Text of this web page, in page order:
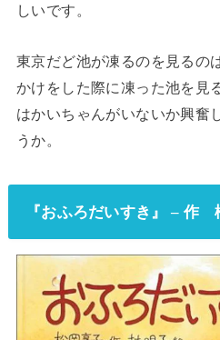
しいです。
東京だど池が凍るのを見るの
かけをした際に凍った池を見
はかいちゃんがいないか興奮
うか。
『おふろだいすき』 –